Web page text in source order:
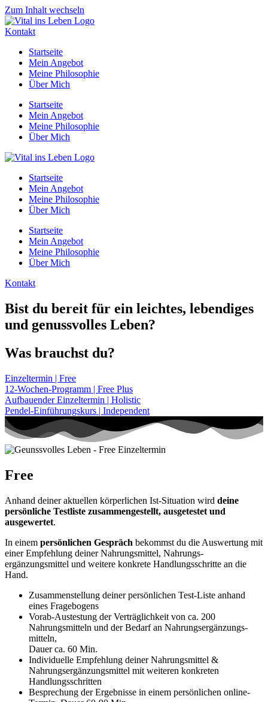
Zum Inhalt wechseln
Kontakt
Startseite
Mein Angebot
Meine Philosophie
Über Mich
Startseite
Mein Angebot
Meine Philosophie
Über Mich
Startseite
Mein Angebot
Meine Philosophie
Über Mich
Startseite
Mein Angebot
Meine Philosophie
Über Mich
Kontakt
Bist du bereit für ein leichtes, lebendiges
und genussvolles Leben?
Was brauchst du?
Einzeltermin | Free
12-Wochen-Programm | Free Plus
Aufbauender Einzeltermin | Holistic
Pendel-Einführungskurs | Independent
Free
Anhand deiner aktuellen körperlichen Ist-Situation wird deine
persönliche Testliste zusammengestellt, ausgetestet und
ausgewertet.
In einem persönlichen Gespräch bekommst du die Auswertung mit
einer Empfehlung deiner Nahrungsmittel, Nahrungs­
ergänzungsmittel und weitere konkrete Handlungsschritte an die
Hand.
Zusammenstellung deiner persönlichen Test-Liste anhand
eines Fragebogens
Vorab-Austestung der Verträglichkeit von ca. 200
Nahrungsmitteln und der Bedarf an Nahrungs­ergänzungs­
mitteln,
Dauer ca. 60 Min.
Individuelle Empfehlung deiner Nahrungsmittel &
Nahrungsergänzungs­mittel mit weiteren konkreten
Handlungsschritten
Besprechung der Ergebnisse in einem persönlichen online-